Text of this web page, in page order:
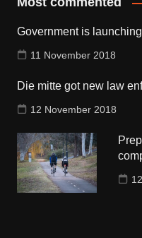
Government is
11 November 2018
Die mitte got new law
12 November 2018